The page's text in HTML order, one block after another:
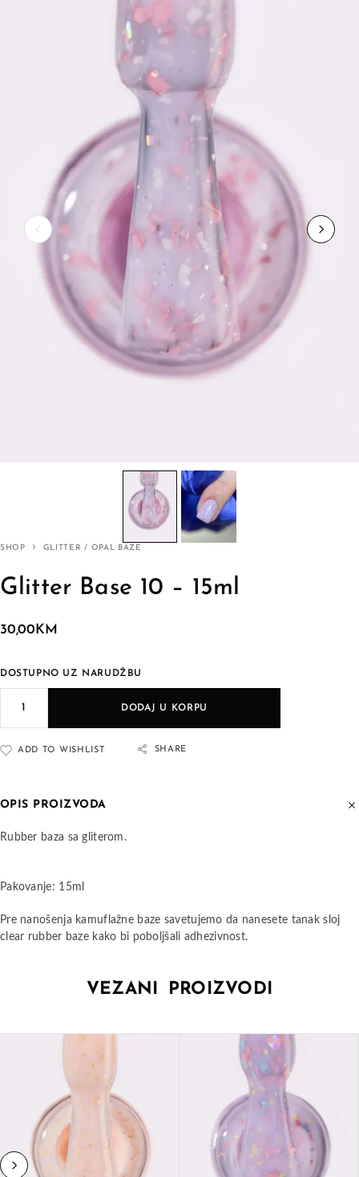
SHOP GLITTER / OPAL BAZE
Glitter Base 10 – 15ml
30,00 KM
DOSTUPNO UZ NARUDŽBU
DODAJ U KORPU
ADD TO WISHLIST SHARE
OPIS PROIZVODA
Rubber baza sa gliterom.
Pakovanje: 15ml
Pre nanošenja kamuflažne baze savetujemo da nanesete tanak sloj
clear rubber baze kako bi poboljšali adhezivnost.
VEZANI PROIZVODI